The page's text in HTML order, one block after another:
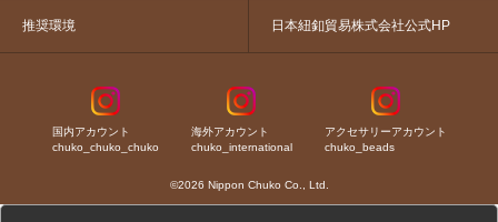
推奨環境 日本紐釦貿易株式会社公式HP
国内アカウント
chuko_chuko_chuko
海外アカウント
chuko_international
アクセサリーアカウント
chuko_beads
©2026 Nippon Chuko Co., Ltd.